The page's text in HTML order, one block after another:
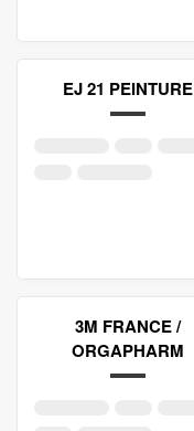
EJ 21 PEINTURE
3M FRANCE /
ORGAPHARM